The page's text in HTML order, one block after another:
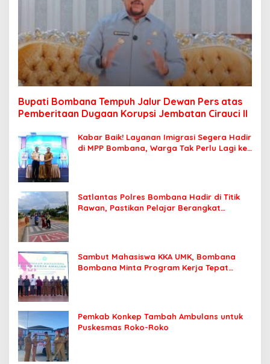
Bupati Bombana Tempuh Jalur Dewan Pers atas
Pemberitaan Dugaan Korupsi Jembatan Cirauci II
Kabar Baik! Layanan Imigrasi Segera Hadir
di MPP Bombana, Warga Tak Perlu Lagi ke
Satlantas Polres Bombana Hadir di Titik
Rawan, Pastikan Pelajar Berangkat
Sambut Mahasiswa KKA UMK, Bombana
Bombana Minta Program Kerja Tepat
Pemkab Konkep Tambah Ambulans untuk
Puskesmas Roko-Roko